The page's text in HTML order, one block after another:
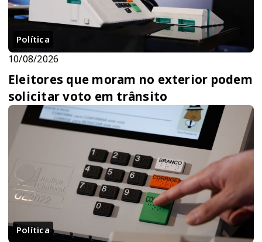
Política
10/08/2026
Eleitores que moram no exterior podem
solicitar voto em trânsito
Política